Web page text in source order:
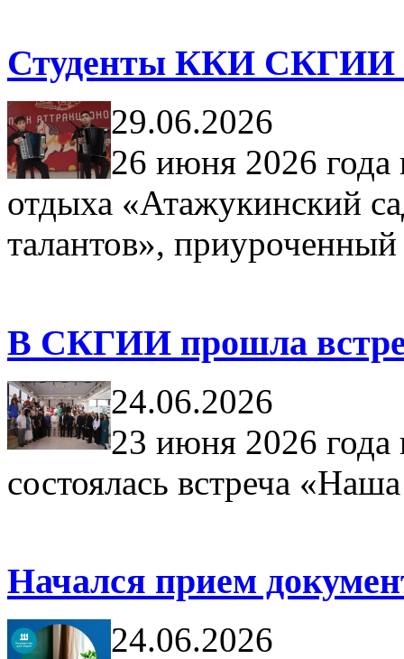
Студенты ККИ СКГИИ
29.06.2026
26 июня 2026 года
отдыха «Атажукинский
талантов»,
В СКГИИ прошла
24.06.2026
23 июня 2026
состоялась встреча
Начался прием
24.06.2026